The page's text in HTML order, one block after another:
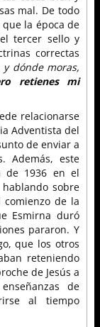
mal. De todo
la época de
tercer sello y
correctas
y dónde moras,
retienes mi
relacionarse
Adventista del
de enviar a
Además, este
de 1936 en el
sobre
comienzo de la
Esmirna duró
pararon. Y
que los otros
reteniendo
de Jesús a
de
al tiempo